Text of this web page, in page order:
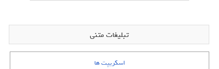
تبلیغات متنی
اسکریپت ها